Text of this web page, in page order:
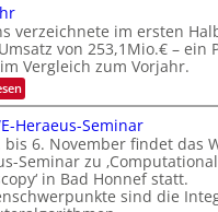
k
s
S
I
O
N
2
0
2
6
t
r
o
n
k
-
u
n
d
i
e
K
I
m
i
t
d
e
n
k
verzeichnete im ersten
von 253,1Mio.€ – ein
Vergleich zum Vorjahr.
:
E
x
o
s
e
n
s
Heraeus-Seminar
bis 6. November findet das
Seminar zu
in Bad Honnef statt.
sind die